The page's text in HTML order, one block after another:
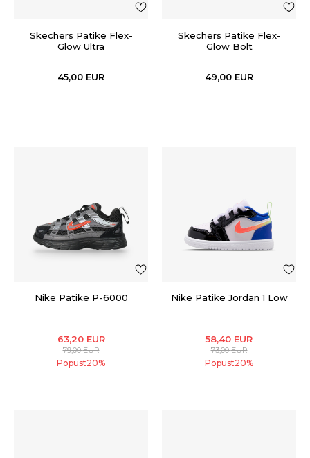
Skechers Patike Flex-
Glow Ultra
45,00 EUR
Skechers Patike Flex-
Glow Bolt
49,00 EUR
Nike Patike P-6000
63,20 EUR
79,00EUR
Popust20%
Nike Patike Jordan 1 Low
58,40 EUR
73,00EUR
Popust20%